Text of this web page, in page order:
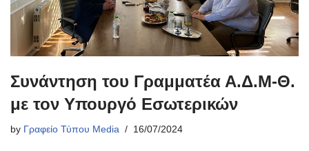
Συνάντηση του Γραμματέα Α.Δ.Μ-Θ.
με τον Υπουργό Εσωτερικών
by Γραφείο Τύπου Media 16/07/2024